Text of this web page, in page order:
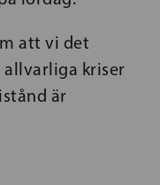
att vi det
allvarliga kriser
är